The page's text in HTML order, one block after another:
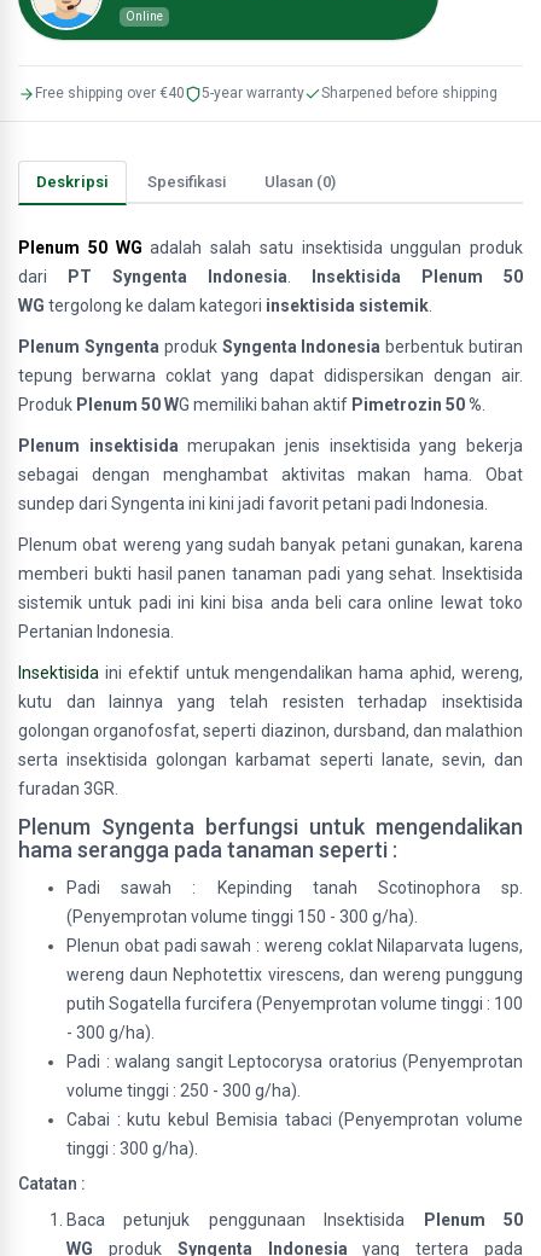
Online
Free shipping over €40 5-year warranty Sharpened before shipping
Deskripsi Spesifikasi Ulasan (0)
Plenum 50 WG adalah salah satu insektisida unggulan produk
dari
PT Syngenta Indonesia
Insektisida Plenum 50
WG tergolong ke dalam kategori insektisida sistemik
Plenum Syngenta produk Syngenta Indonesia berbentuk butiran
tepung berwarna coklat yang dapat didispersikan dengan air.
Produk Plenum 50 WG memiliki bahan aktif Pimetrozin 50 %
Plenum insektisida merupakan jenis insektisida yang bekerja
sebagai dengan menghambat aktivitas makan hama. Obat
sundep dari Syngenta ini kini jadi favorit petani padi Indonesia.
Plenum obat wereng yang sudah banyak petani gunakan, karena
memberi bukti hasil panen tanaman padi yang sehat. Insektisida
sistemik untuk padi ini kini bisa anda beli cara online lewat toko
Pertanian Indonesia.
Insektisida ini efektif untuk mengendalikan hama aphid, wereng,
kutu dan lainnya yang telah resisten terhadap insektisida
golongan organofosfat, seperti diazinon, dursband, dan malathion
serta insektisida golongan karbamat seperti lanate, sevin, dan
furadan 3GR.
Plenum Syngenta berfungsi untuk mengendalikan
hama serangga pada tanaman seperti :
Padi sawah : Kepinding tanah Scotinophora sp.
(Penyemprotan volume tinggi 150 - 300 g/ha).
Plenun obat padi sawah : wereng coklat Nilaparvata lugens,
wereng daun Nephotettix virescens, dan wereng punggung
putih Sogatella furcifera (Penyemprotan volume tinggi : 100
- 300 g/ha).
Padi : walang sangit Leptocorysa oratorius (Penyemprotan
volume tinggi : 250 - 300 g/ha).
Cabai : kutu kebul Bemisia tabaci (Penyemprotan volume
tinggi : 300 g/ha).
Catatan :
Baca petunjuk penggunaan Insektisida
Plenum 50
WG produk Syngenta Indonesia yang tertera pada